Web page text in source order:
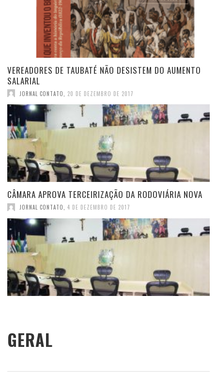
VEREADORES DE TAUBATÉ NÃO DESISTEM DO AUMENTO
SALARIAL
JORNAL CONTATO 20 DE DEZEMBRO DE 2017
CÂMARA APROVA TERCEIRIZAÇÃO DA RODOVIÁRIA NOVA
JORNAL CONTATO, 4 DE DEZEMBRO DE 2017
GERAL